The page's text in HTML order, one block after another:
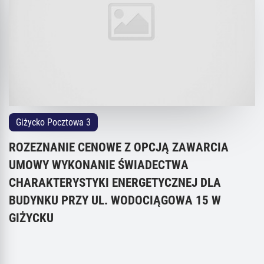
Giżycko Pocztowa 3
ROZEZNANIE CENOWE Z OPCJĄ ZAWARCIA
UMOWY WYKONANIE ŚWIADECTWA
CHARAKTERYSTYKI ENERGETYCZNEJ DLA
BUDYNKU PRZY UL. WODOCIĄGOWA 15 W
GIŻYCKU